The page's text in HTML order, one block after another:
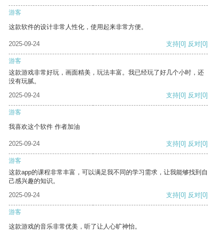
游客
这款软件的设计非常人性化，使用起来非常方便。
2025-09-24 支持[0] 反对[0]
游客
这款游戏非常好玩，画面精美，玩法丰富。我已经玩了好几个小时，还
没有玩腻。
2025-09-24
支持[0] 反对[0]
游客
我喜欢这个软件 作者加油
2025-09-24 支持[0] 反对[0]
游客
这款app的课程非常丰富，可以满足我不同的学习需求，让我能够找到自
己感兴趣的知识。
2025-09-24
支持[0] 反对[0]
游客
这款游戏的音乐非常优美，听了让人心旷神怡。